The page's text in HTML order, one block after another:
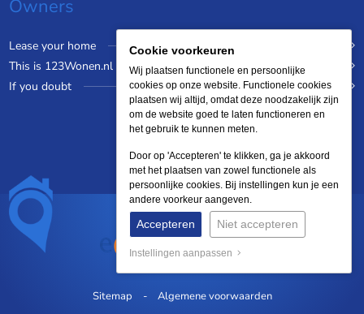
Owners
Lease your home
This is 123Wonen.nl
If you doubt
Sitemap Algemene voorwaarden
Cookie voorkeuren
Wij plaatsen functionele en persoonlijke
cookies op onze website. Functionele cookies
plaatsen wij altijd, omdat deze noodzakelijk zijn
om de website goed te laten functioneren en
het gebruik te kunnen meten.
Door op 'Accepteren' te klikken, ga je akkoord
met het plaatsen van zowel functionele als
persoonlijke cookies. Bij instellingen kun je een
andere voorkeur aangeven.
Accepteren Niet accepteren
Instellingen aanpassen